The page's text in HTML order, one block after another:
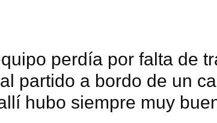
perdía por falta de
al partido a bordo de un
hubo siempre muy